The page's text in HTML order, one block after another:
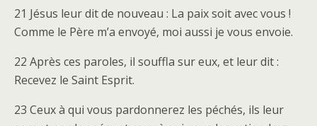
21 Jésus leur dit de nouveau : La paix soit avec vous !
Comme le Père m’a envoyé, moi aussi je vous envoie.
22 Après ces paroles, il souffla sur eux, et leur dit :
Recevez le Saint Esprit.
23 Ceux à qui vous pardonnerez les péchés, ils leur